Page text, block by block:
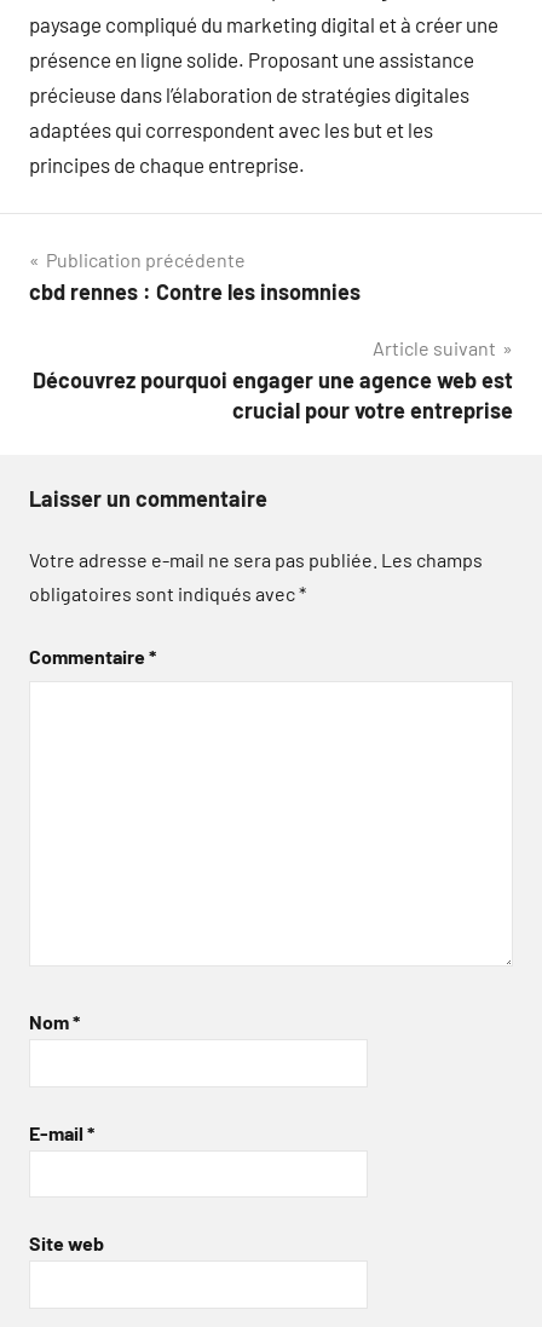
paysage compliqué du marketing digital et à créer une
présence en ligne solide. Proposant une assistance
précieuse dans l’élaboration de stratégies digitales
adaptées qui correspondent avec les but et les
principes de chaque entreprise.
Navigation
de
Publication précédente
cbd rennes : Contre les insomnies
Article suivant
Découvrez pourquoi engager une agence web est
crucial pour votre entreprise
Laisser un commentaire
Votre adresse e-mail ne sera pas publiée. Les champs
obligatoires sont indiqués avec*
Commentaire*
Nom*
E-mail *
Site web